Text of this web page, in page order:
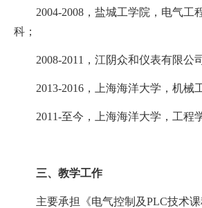
2004-2008 ，盐城工学院，电气工
科；
2008-2011 ，江阴众和仪表有限公
2013-2016 ，上海海洋大学，机械
2011-至今，上海海洋大学，工程
三、 教学工作
主要承担《电气控制及PLC技术